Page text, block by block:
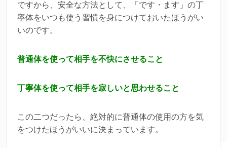
ですから、安全な方法として、「です・ます」の丁
寧体をいつも使う習慣を身につけておいたほうがい
いのです。
普通体を使って相手を不快にさせること
丁寧体を使って相手を寂しいと思わせること
この二つだったら、絶対的に普通体の使用の方を気
をつけたほうがいいに決まっています。